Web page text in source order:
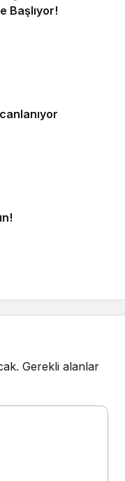
Başlıyor!
Gerekli alanlar